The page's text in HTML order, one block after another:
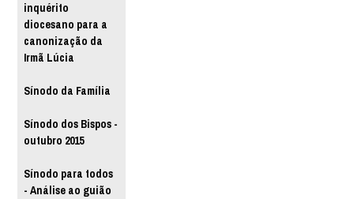
inquérito
diocesano para a
canonização da
Irmã Lúcia
Sínodo da Família
Sínodo dos Bispos -
outubro 2015
Sínodo para todos
- Análise ao guião